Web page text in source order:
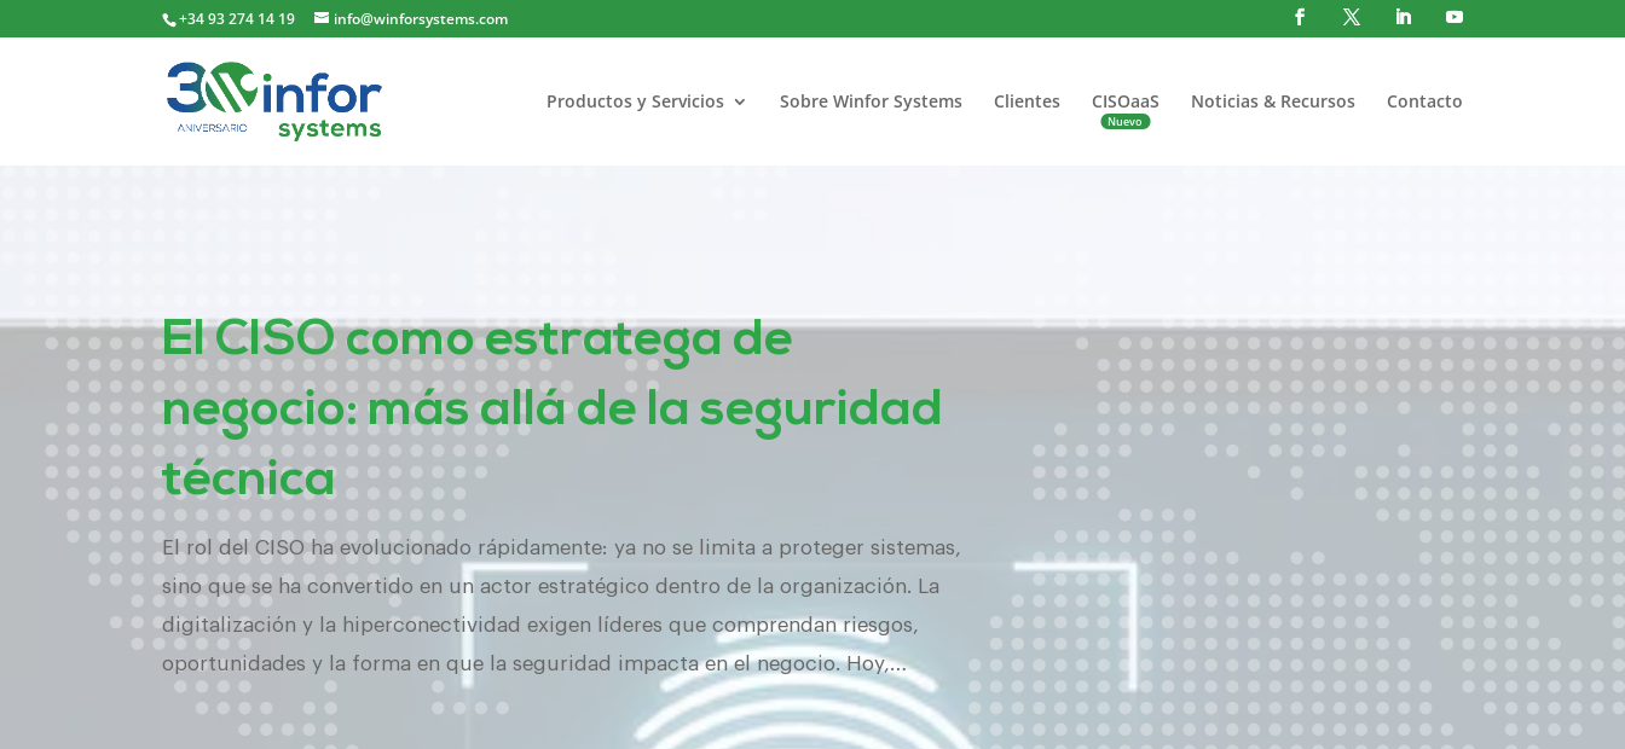
+34 93 274 14 19 info@winforsystems.com
Productos y Servicios Sobre Winfor Systems Clientes CISOaaS Noticias & Recursos Contacto
El CISO como estratega de
negocio: más allá de la seguridad
técnica
El rol del CISO ha evolucionado rápidamente: ya no se limita a proteger sistemas,
sino que se ha convertido en un actor estratégico dentro de la organización. La
digitalización y la hiperconectividad exigen líderes que comprendan riesgos,
oportunidades y la forma en que la seguridad impacta en el negocio. Hoy,…